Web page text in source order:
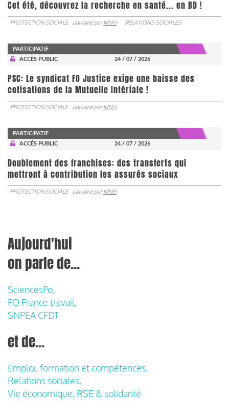
Cet été, découvrez la recherche en santé... en BD !
PROTECTION SOCIALE parrainé parMNH RELATIONS SOCIALES
PARTICIPATIF
ACCÈS PUBLIC
24 / 07 / 2026
PSC: Le syndicat FO Justice exige une baisse des
cotisations de la Mutuelle Intériale !
PROTECTION SOCIALE parrainé parMNH
PARTICIPATIF
ACCÈS PUBLIC
24 / 07 / 2026
Doublement des franchises: des transferts qui
mettront à contribution les assurés sociaux
PROTECTION SOCIALE parrainé parMNH
Aujourd'hui
on parle de...
SciencesPo,
FO France travail,
SNPEA CFDT
et de...
Emploi, formation et compétences,
Relations sociales,
Vie économique, RSE & solidarité